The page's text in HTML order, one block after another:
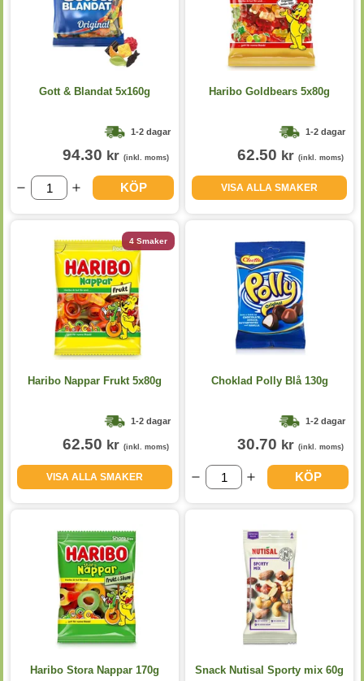
Gott & Blandat 5x160g
1-2 dagar
94.30 kr (inkl. moms)
KÖP
Haribo Goldbears 5x80g
1-2 dagar
62.50 kr (inkl. moms)
VISA ALLA SMAKER
4 Smaker
Haribo Nappar Frukt 5x80g
1-2 dagar
62.50 kr (inkl. moms)
VISA ALLA SMAKER
Choklad Polly Blå 130g
1-2 dagar
30.70 kr (inkl. moms)
KÖP
Haribo Stora Nappar 170g Snack Nutisal Sporty mix 60g